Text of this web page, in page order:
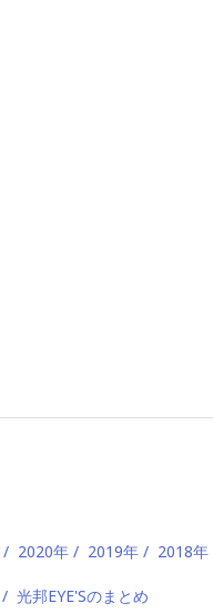
2020年 2019年 2018年
光邦EYE'Sのまとめ